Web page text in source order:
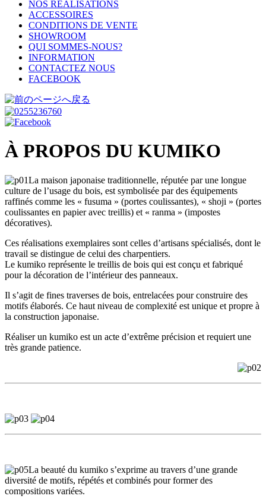
NOS RÉALISATIONS
ACCESSOIRES
CONDITIONS DE VENTE
SHOWROOM
QUI SOMMES-NOUS?
INFORMATION
CONTACTEZ NOUS
FACEBOOK
À PROPOS DU KUMIKO
La maison japonaise traditionnelle, réputée par une longue
culture de l’usage du bois, est symbolisée par des équipements
raffinés comme les « fusuma » (portes coulissantes), « shoji » (portes
coulissantes en papier avec treillis) et « ranma » (impostes
décoratives).
Ces réalisations exemplaires sont celles d’artisans spécialisés, dont le
travail se distingue de celui des charpentiers.
Le kumiko représente le treillis de bois qui est conçu et fabriqué
pour la décoration de l’intérieur des panneaux.
Il s’agit de fines traverses de bois, entrelacées pour construire des
motifs élaborés. Ce haut niveau de complexité est unique et propre à
la construction japonaise.
Réaliser un kumiko est un acte d’extrême précision et requiert une
très grande patience.
La beauté du kumiko s’exprime au travers d’une grande
diversité de motifs, répétés et combinés pour former des
compositions variées.